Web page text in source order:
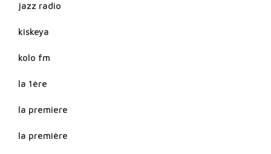
jazz radio
kiskeya
kolo fm
la 1ère
la premiere
la première